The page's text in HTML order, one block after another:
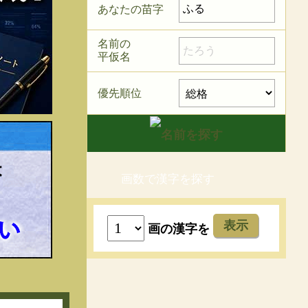
あなたの苗字
名前の
平仮名
優先順位
画数で漢字を探す
画の漢字を 表示